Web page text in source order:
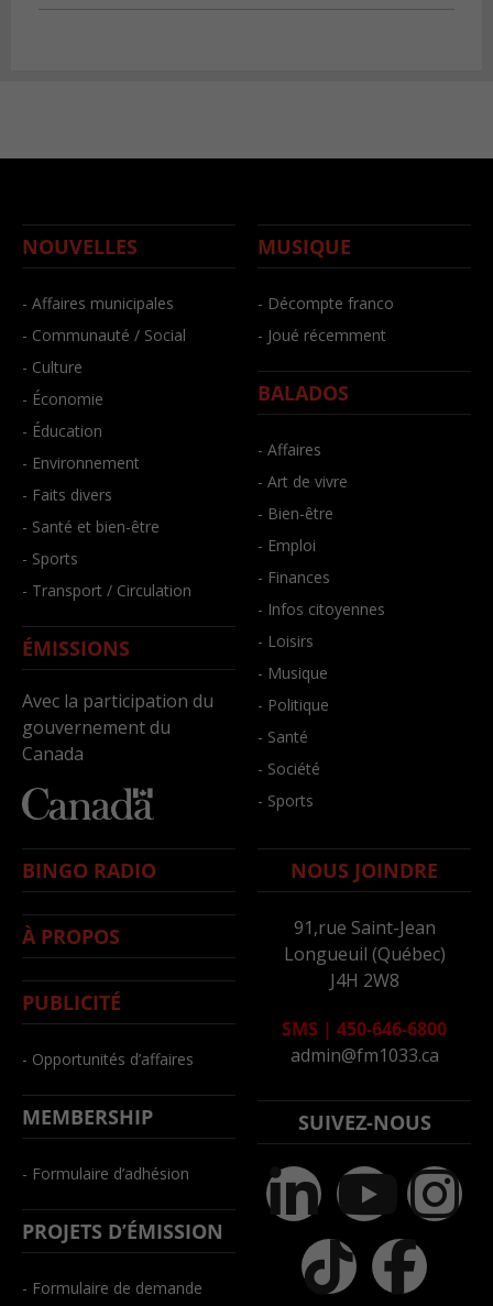
NOUVELLES
- Affaires municipales
- Communauté / Social
- Culture
- Économie
- Éducation
- Environnement
- Faits divers
- Santé et bien-être
- Sports
- Transport / Circulation
ÉMISSIONS
Avec la participation du
gouvernement du
Canada
MUSIQUE
- Décompte franco
- Joué récemment
BALADOS
- Affaires
- Art de vivre
- Bien-être
- Emploi
- Finances
- Infos citoyennes
- Loisirs
- Musique
- Politique
- Santé
- Société
- Sports
BINGO RADIO
À PROPOS
PUBLICITÉ
- Opportunités d’affaires
MEMBERSHIP
- Formulaire d’adhésion
PROJETS D’ÉMISSION
- Formulaire de demande
NOUS JOINDRE
91,rue Saint-Jean
Longueuil (Québec)
J4H 2W8
SMS | 450-646-6800
admin@fm1033.ca
SUIVEZ-NOUS